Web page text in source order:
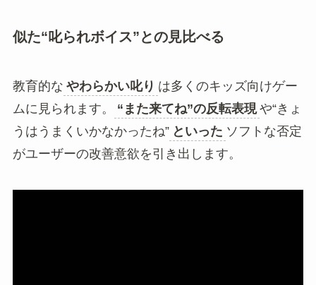
似た“叱られボイス”との見比べる
教育的な やわらかい叱り は多くのキッズ向けゲー
ムに見られます。
“また来てね”の反転表現 や“きょ
うはうまくいかなかったね” といった ソフトな否定
がユーザーの改善意欲を引き出します。